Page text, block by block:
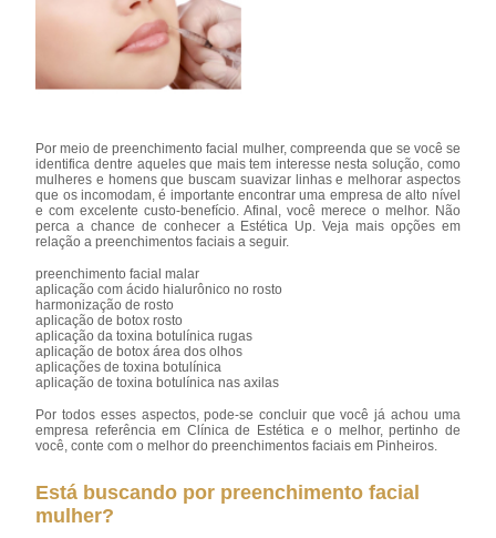
Por meio de preenchimento facial mulher, compreenda que se você se
identifica dentre aqueles que mais tem interesse nesta solução, como
mulheres e homens que buscam suavizar linhas e melhorar aspectos
que os incomodam, é importante encontrar uma empresa de alto nível
e com excelente custo-benefício. Afinal, você merece o melhor. Não
perca a chance de conhecer a Estética Up. Veja mais opções em
relação a preenchimentos faciais a seguir.
preenchimento facial malar
aplicação com ácido hialurônico no rosto
harmonização de rosto
aplicação de botox rosto
aplicação da toxina botulínica rugas
aplicação de botox área dos olhos
aplicações de toxina botulínica
aplicação de toxina botulínica nas axilas
Por todos esses aspectos, pode-se concluir que você já achou uma
empresa referência em Clínica de Estética e o melhor, pertinho de
você, conte com o melhor do preenchimentos faciais em Pinheiros.
Está buscando por preenchimento facial
mulher?